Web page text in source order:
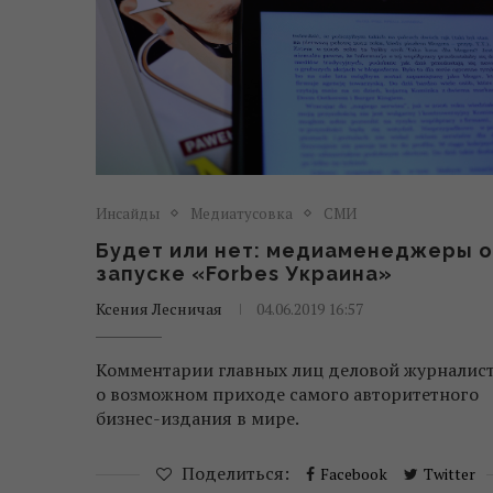
Инсайды Медиатусовка СМИ
Будет или нет: медиаменеджеры о
запуске «Forbes Украина»
Ксения Лесничая 04.06.2019 16:57
Комментарии главных лиц деловой
о возможном приходе самого авторитетного
бизнес-издания в мире.
Поделиться: Facebook Twitter